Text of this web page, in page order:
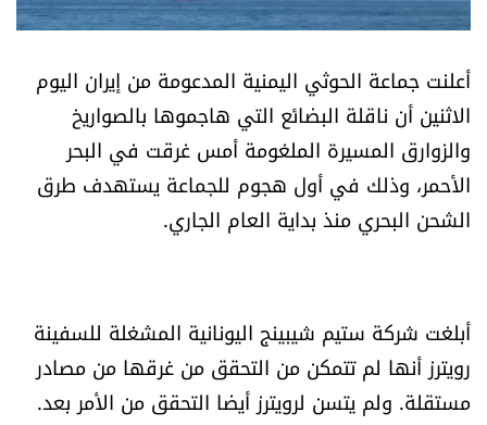
خاص الموقع
كتّابنا
تحت المجهر
آراء
العالم
الصحافة الإسرائيلية
أعلنت جماعة الحوثي اليمنية المدعومة من إيران اليوم
الاثنين أن ناقلة البضائع التي هاجموها بالصواريخ
والزوارق المسيرة الملغومة أمس غرقت في البحر
الأحمر، وذلك في أول هجوم للجماعة يستهدف طرق
الشحن البحري منذ بداية العام الجاري.
أبلغت شركة ستيم شيبينج اليونانية المشغلة للسفينة
رويترز أنها لم تتمكن من التحقق من غرقها من مصادر
مستقلة. ولم يتسن لرويترز أيضا التحقق من الأمر بعد.